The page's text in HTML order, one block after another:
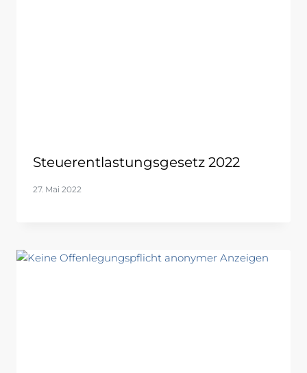
Steuerentlastungsgesetz 2022
27. Mai 2022